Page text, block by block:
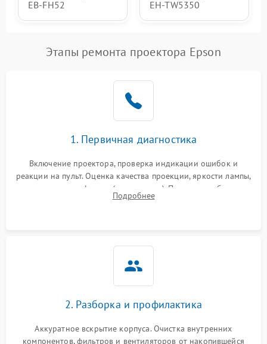
EB-FH52
EH-TW5350
Этапы ремонта проектора Epson
1. Первичная диагностика
Включение проектора, проверка индикации ошибок и
реакции на пульт. Оценка качества проекции, яркости лампы,
наличия артефактов (точки, пятна). Проверка работы
системы охлаждения по уровню шума вентиляторов.
Подробнее
2. Разборка и профилактика
Аккуратное вскрытие корпуса. Очистка внутренних
компонентов, фильтров и вентиляторов от накопившейся